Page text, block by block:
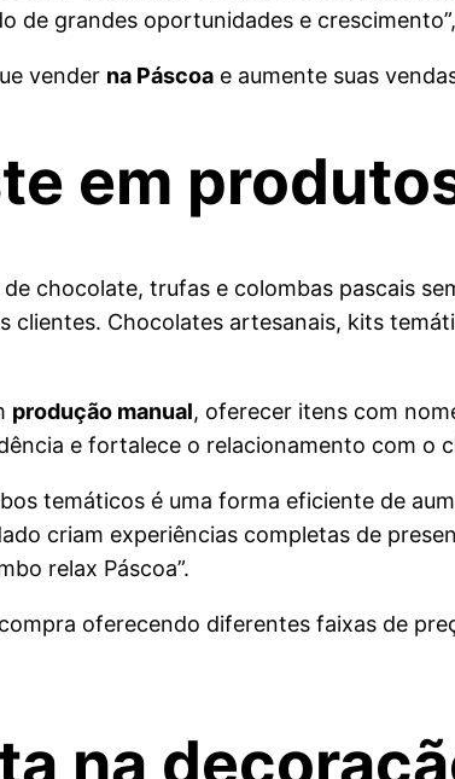
de grandes oportunidades e
vender na Páscoa e aumente suas
em
chocolate, trufas e colombas pascais
clientes. Chocolates artesanais, kits
produção manual, oferecer itens com
e fortalece o relacionamento com o
temáticos é uma forma eficiente de
criam experiências completas de
relax Páscoa”.
oferecendo diferentes faixas de